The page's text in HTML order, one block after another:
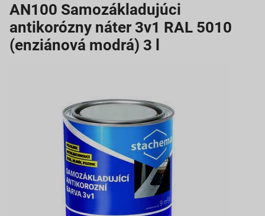
AN100 Samozákladujúci
antikorózny náter 3v1 RAL 5010
(enziánová modrá) 3 l